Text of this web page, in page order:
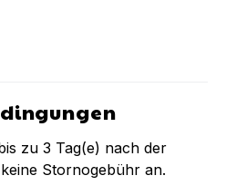
zu 3 Tag(e) nach der
Stornogebühr an.